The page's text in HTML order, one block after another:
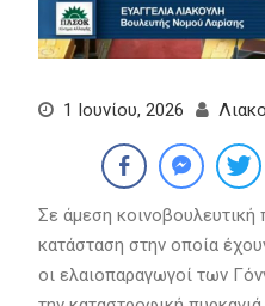
1 Ιουνίου, 2026
Σε άμεση κοινοβουλευτική
κατάσταση στην οποία
οι ελαιοπαραγωγοί των